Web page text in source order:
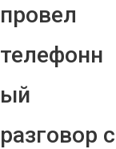
провел
телефонн
ый
разговор с